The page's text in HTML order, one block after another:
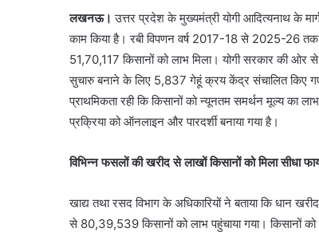
लखनऊ।उत्तर प्रदेश के मुख्यमंत्री योगी आदित्यनाथ के
काम किया है। रबी विपणन वर्ष 2017-18 से 2025-26
51,70,117 किसानों को लाभ मिला। योगी सरकार की
सुचारु बनाने के लिए 5,837 गेहूं क्रय केंद्र संचालित किए
प्राथमिकता रही कि किसानों को न्यूनतम समर्थन मूल्य का
प्रक्रिया को ऑनलाइन और पारदर्शी बनाया गया है।
विभिन्न फसलों की खरीद से लाखों किसानों को मिला सीधा
खाद्य तथा रसद विभाग के अधिकारियों ने बताया कि धान
से 80,39,539 किसानों को लाभ पहुंचाया गया। किसानों